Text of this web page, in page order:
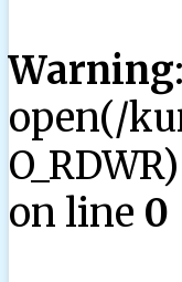
Warning
open(/
on line 0